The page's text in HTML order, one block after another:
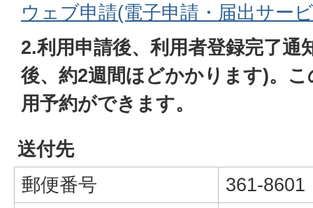
ウェブ申請(電子申請・届出サー
2.利用申請後、利用者登録完了通
後、約2週間ほどかかります)。
用予約ができます。
送付先
郵便番号
361-8601